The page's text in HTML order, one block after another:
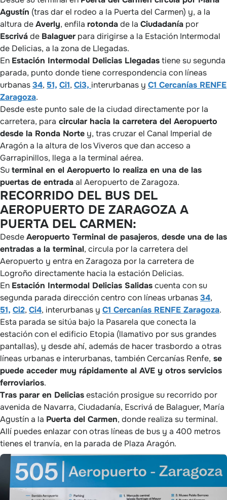
Agustín (tras dar el rodeo a la Puerta del Carmen) y, a la
altura deAverly, enfila rotondade la Ciudadanía por
Escriváde Balaguerpara dirigirse a la Estación Intermodal
de Delicias, a la zona de Llegadas.
En Estación Intermodal Delicias Llegadastiene su segunda
parada, punto donde tiene correspondencia con líneas
urbanas34, 51, Ci1, Ci3, interurbanas y C1 Cercanías RENFE
Zaragoza.
Desde este punto sale de la ciudad directamente por la
carretera, para circular hacia la carretera del Aeropuerto
desde la Ronda Norte y, tras cruzar el Canal Imperial de
Aragón a la altura de los Viveros que dan acceso a
Garrapinillos, llega a la terminal aérea.
Suterminal en el Aeropuerto lo realiza en una de las
puertas de entradaal Aeropuerto de Zaragoza.
RECORRIDO DEL BUS DEL
AEROPUERTO DE ZARAGOZA A
PUERTA DEL CARMEN:
DesdeAeropuerto Terminal de pasajeros, desde una de las
entradas a la terminal, circula por la carretera del
Aeropuerto y entra en Zaragoza por la carretera de
Logroño directamente hacia la estación Delicias.
En Estación Intermodal Delicias Salidascuenta con su
segunda parada dirección centro con líneas urbanas34,
51, Ci2, Ci4, interurbanas y C1 Cercanías RENFE Zaragoza.
Esta parada se sitúa bajo la Pasarela que conecta la
estación con el edificio Etopia (llamativo por sus grandes
pantallas), y desde ahí, además de hacer trasbordo a otras
líneas urbanas e interurbanas, también Cercanías Renfe, se
puede acceder muy rápidamente al AVE y otros servicios
ferroviarios.
Tras parar en Deliciasestación prosigue su recorrido por
avenida de Navarra, Ciudadanía, Escrivá de Balaguer, María
Agustín a la Puerta del Carmen, donde realiza su terminal.
Allí puedes enlazar con otras líneas de bus y a 400 metros
tienes el tranvía, en la parada de Plaza Aragón.